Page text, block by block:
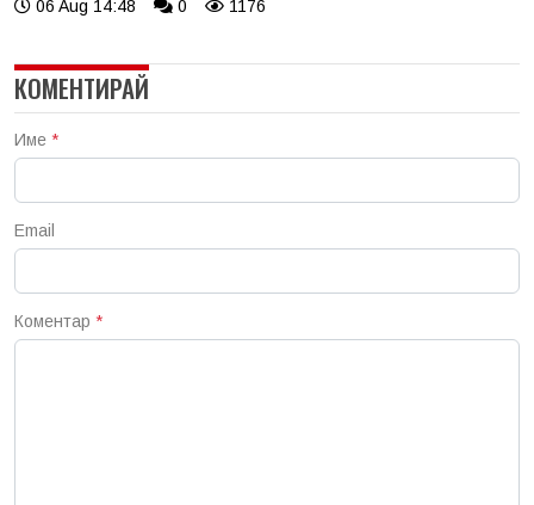
06 Aug 14:48 0 1176
КОМЕНТИРАЙ
Име *
Email
Коментар *